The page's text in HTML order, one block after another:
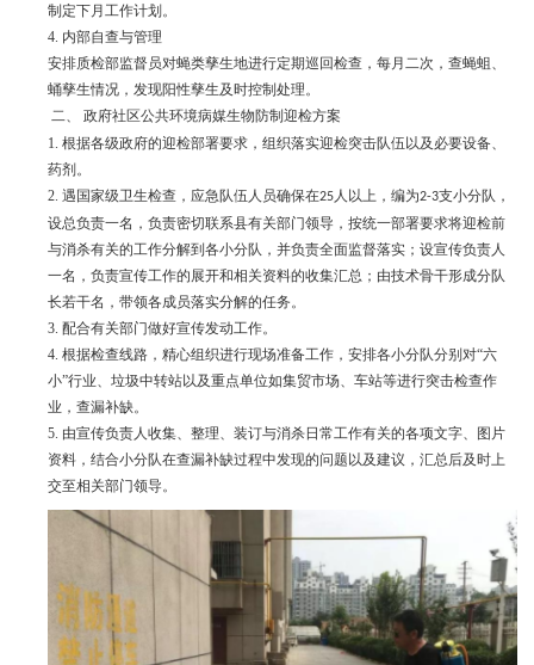
制定下月工作计划。
4. 内部自查与管理
安排质检部监督员对蝇类孳生地进行定期巡回检查，每月二次，查蝇蛆、
蛹孳生情况，发现阳性孳生及时控制处理。
二、
政府社区公共环境病媒生物防制迎检方案
1. 根据各级政府的迎检部署要求，组织落实迎检突击队伍以及必要设备、
药剂。
2. 遇国家级卫生检查，应急队伍人员确保在25 人以上，编为2-3支小分队，
设总负责一名，负责密切联系县有关部门领导，按统一部署要求将迎检前
与消杀有关的工作分解到各小分队，并负责全面监督落实；设宣传负责人
一名，负责宣传工作的展开和相关资料的收集汇总；由技术骨干形成分队
长若干名，带领各成员落实分解的任务。
3. 配合有关部门做好宣传发动工作。
4. 根据检查线路，精心组织进行现场准备工作，安排各小分队分别对“六
小”行业、垃圾中转站以及重点单位如集贸市场、车站等进行突击检查作
业，查漏补缺。
5. 由宣传负责人收集、整理、装订与消杀日常工作有关的各项文字、图片
资料，结合小分队在查漏补缺过程中发现的问题以及建议，汇总后及时上
交至相关部门领导。